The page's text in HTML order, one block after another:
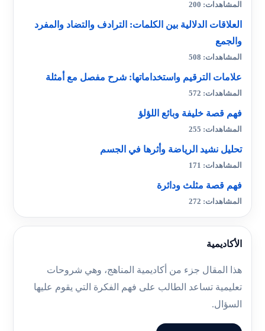
المشاهدات: 200
العلاقات الدلالية بين الكلمات: الترادف والتضاد والمفرد
والجمع
المشاهدات: 508
علامات الترقيم واستخداماتها: شرح مفصل مع أمثلة
المشاهدات: 572
فهم قصة خليفة وبائع اللؤلؤ
المشاهدات: 255
تحليل نشيد الرياضة وأثرها في الجسم
المشاهدات: 171
فهم قصة مثلث ودائرة
المشاهدات: 272
الأكاديمية
هذا المقال جزء من أكاديمية المناهج، وهي شروحات
تعليمية تساعد الطالب على فهم الفكرة التي يقوم عليها
السؤال.